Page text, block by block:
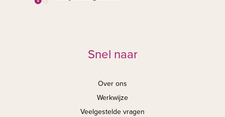
Snel naar
Over ons
Werkwijze
Veelgestelde vragen